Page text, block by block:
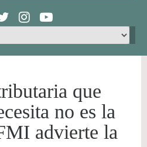
que
no es la
advierte la